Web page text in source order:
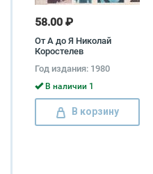
58.00 ₽
От А до Я Николай
Коростелев
Год издания: 1980
В наличии 1
В корзину